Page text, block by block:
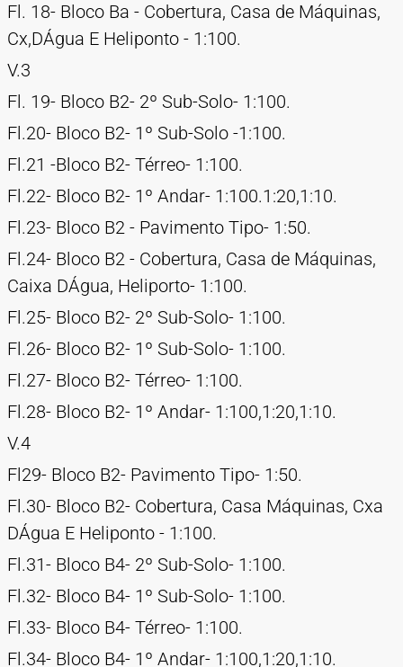
Fl. 18- Bloco Ba - Cobertura, Casa de Máquinas,
Cx,DÁgua E Heliponto - 1:100.
V.3
Fl. 19- Bloco B2- 2º Sub-Solo- 1:100.
Fl.20- Bloco B2- 1º Sub-Solo -1:100.
Fl.21 -Bloco B2- Térreo- 1:100.
Fl.22- Bloco B2- 1º Andar- 1:100.1:20,1:10.
Fl.23- Bloco B2 - Pavimento Tipo- 1:50.
Fl.24- Bloco B2 - Cobertura, Casa de Máquinas,
Caixa DÁgua, Heliporto- 1:100.
Fl.25- Bloco B2- 2º Sub-Solo- 1:100.
Fl.26- Bloco B2- 1º Sub-Solo- 1:100.
Fl.27- Bloco B2- Térreo- 1:100.
Fl.28- Bloco B2- 1º Andar- 1:100,1:20,1:10.
V.4
Fl29- Bloco B2- Pavimento Tipo- 1:50.
Fl.30- Bloco B2- Cobertura, Casa Máquinas, Cxa
DÁgua E Heliponto - 1:100.
Fl.31- Bloco B4- 2º Sub-Solo- 1:100.
Fl.32- Bloco B4- 1º Sub-Solo- 1:100.
Fl.33- Bloco B4- Térreo- 1:100.
Fl.34- Bloco B4- 1º Andar- 1:100,1:20,1:10.